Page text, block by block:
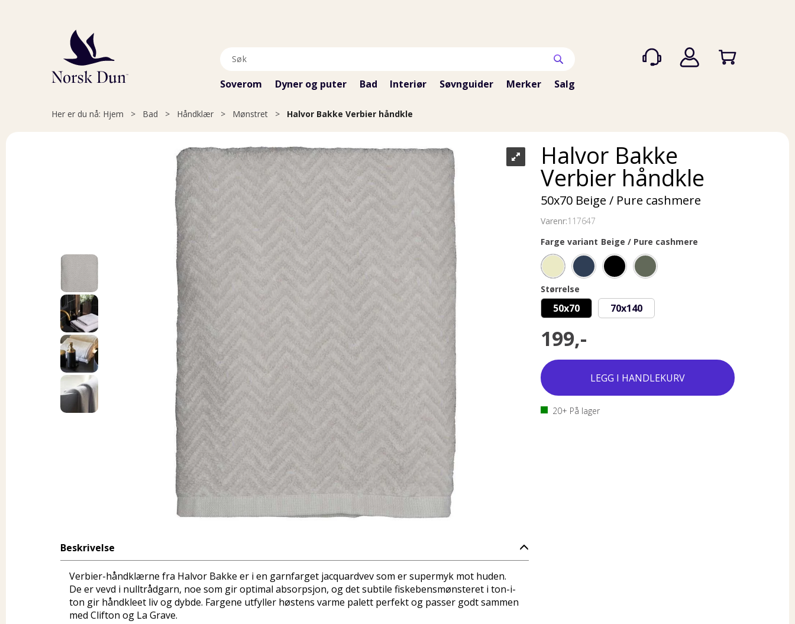
Soverom Dyner og puter Bad Interiør Søvnguider Merker Salg
Her er du nå: Hjem > Bad > Håndklær > Mønstret > Halvor Bakke Verbier håndkle
Halvor Bakke
Verbier håndkle
50x70 Beige / Pure cashmere
Varenr:117647
Farge variant Beige / Pure cashmere
Størrelse
50x70 70x140
199,-
20+ På lager
Beskrivelse
Verbier-håndklærne fra Halvor Bakke er i en garnfarget jacquardvev som er supermyk mot huden.
De er vevd i nulltrådgarn, noe som gir optimal absorpsjon, og det subtile fiskebensmønsteret i ton-i-
ton gir håndkleet liv og dybde. Fargene utfyller høstens varme palett perfekt og passer godt sammen
med Clifton og La Grave.